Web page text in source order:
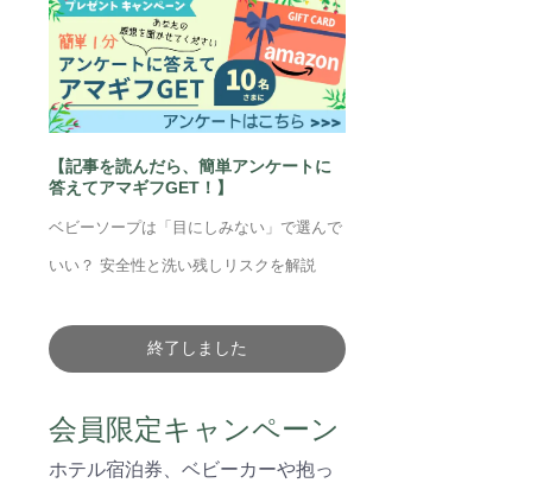
【記事を読んだら、簡単アンケートに
答えてアマギフGET！】
ベビーソープは「目にしみない」で選んで
いい？ 安全性と洗い残しリスクを解説
終了しました
会員限定キャンペーン
ホテル宿泊券、ベビーカーや抱っ